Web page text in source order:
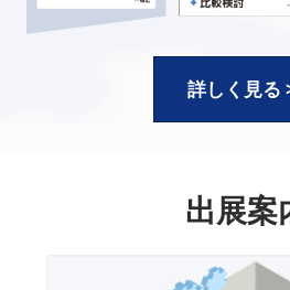
詳しく見る
出展案